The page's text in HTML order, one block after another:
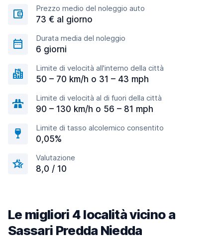
Prezzo medio del noleggio auto
73 € al giorno
Durata media del noleggio
6 giorni
Limite di velocità all'interno della città
50 – 70 km/h o 31 – 43 mph
Limite di velocità al di fuori della città
90 – 130 km/h o 56 – 81 mph
Limite di tasso alcolemico consentito
0,05%
Valutazione
8,0 / 10
Le migliori 4 località vicino a
Sassari Predda Niedda